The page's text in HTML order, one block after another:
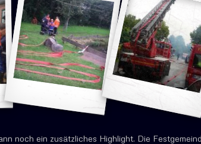
noch ein zusätzliches Highlight. Die